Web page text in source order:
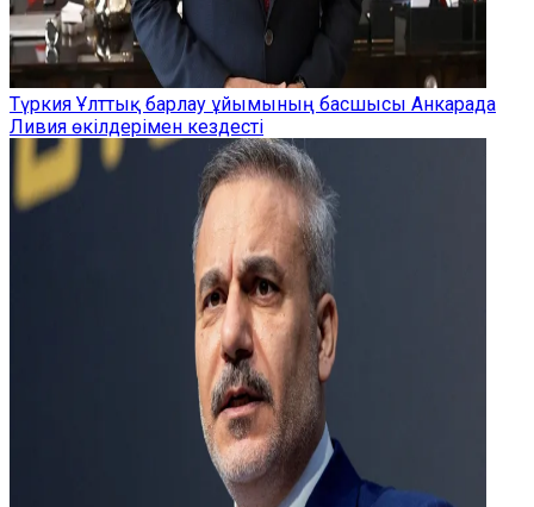
Түркия Ұлттық барлау ұйымының басшысы Анкарада
Ливия өкілдерімен кездесті